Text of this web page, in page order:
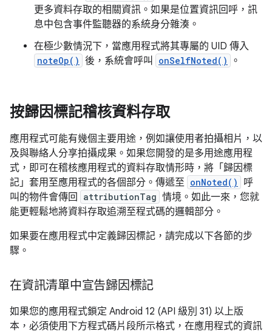
更多資料存取的相關資訊。如果是位置資訊回呼，訊
息中包含事件監聽器的系統身分雜湊。
在極少數情況下，當應用程式將其專屬的 UID 傳入
noteOp() 後，系統會呼叫 onSelfNoted() 。
按歸因標記稽核資料存取
應用程式可能有幾個主要用途，例如讓使用者拍攝相片，以
及與聯絡人分享拍攝成果。如果您開發的是多用途應用程
式，即可在稽核應用程式的資料存取情形時，將「歸因標
記」 套用至應用程式的各個部分。傳遞至 onNoted()
呼
叫的物件會傳回
attributionTag 情境。如此一來，您就
能更輕鬆地將資料存取追溯至程式碼的邏輯部分。
如果要在應用程式中定義歸因標記，請完成以下各節的步
驟。
在資訊清單中宣告歸因標記
如果您的應用程式鎖定 Android 12 (API 級別 31) 以上版
本，必須使用下方程式碼片段所示格式，在應用程式的資訊